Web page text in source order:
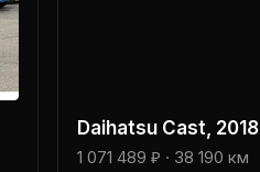
Daihatsu Cast , 2018
1 071 489 ₽ · 38 190 км